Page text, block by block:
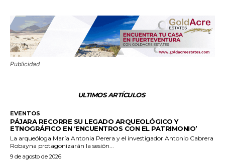
Publicidad
ULTIMOS ARTÍCULOS
EVENTOS
PÁJARA RECORRE SU LEGADO ARQUEOLÓGICO Y
ETNOGRÁFICO EN ‘ENCUENTROS CON EL PATRIMONIO’
La arqueóloga María Antonia Perera y el investigador Antonio Cabrera
Robayna protagonizarán la sesión...
9 de agosto de 2026